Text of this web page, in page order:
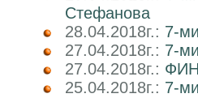
Стефанова
28.04.2018г.: 7-
27.04.2018г.: 7-
27.04.2018г.:
25.04.2018г.: 7-